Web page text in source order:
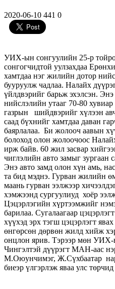
2020-06-10 441 0
УИХ-ын сонгуулийн 25-р
сонгогчидтой уулзахдаа
хамтдаа нэг жилийн дотор
бууруулж чадлаа. Налайх
үйлдвэрийг барьж эхэлсэн.
нийслэлийн утааг 70-80
газрын шийдвэрийг хүлээн
саад бүхнийг хамтдаа даван
баярлалаа. Би жолооч аавын
болоход олон жолоочоос
ирж байв. 60 жил засвар
чиглэлийн авто замыг зургаан
Энэ авто замд олон хүн амь,
та бид мэднэ. Гурван жилийн
маань гурван ээлжээр
хэмжээнд сургуулиуд хоёр
Цэцэрлэгийн хүртээмжийг
барилаа. Сугалаагаар
хүүхэд эрх тэгш цэцэрлэгт
өнгөрсөн дөрвөн жилд хийж
онцлон ярив. Тэрээр мөн УИХ-
Чингэлтэй дүүрэгт МАН-аас
М.Оюунчимэг, Ж.Сүхбаатар
биеэр үлгэрлэж яваа улс